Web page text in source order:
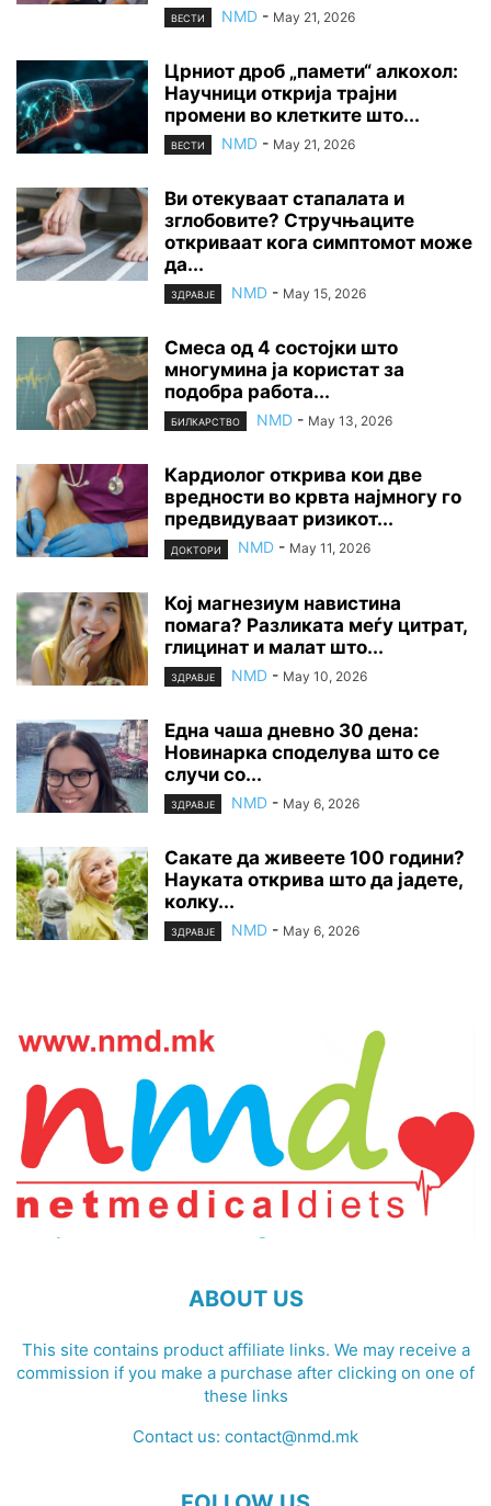
ВЕСТИ NMD - May 21, 2026
Црниот дроб „памети“ алкохол:
Научници открија трајни
промени во клетките што...
ВЕСТИ NMD - May 21, 2026
Ви отекуваат стапалата и
зглобовите? Стручњаците
откриваат кога симптомот може
да...
ЗДРАВЈЕ NMD - May 15, 2026
Смеса од 4 состојки што
многумина ја користат за
подобра работа...
БИЛКАРСТВО NMD - May 13, 2026
Кардиолог открива кои две
вредности во крвта најмногу го
предвидуваат ризикот...
ДОКТОРИ NMD - May 11, 2026
Кој магнезиум навистина
помага? Разликата меѓу цитрат,
глицинат и малат што...
ЗДРАВЈЕ NMD - May 10, 2026
Една чаша дневно 30 дена:
Новинарка споделува што се
случи со...
ЗДРАВЈЕ NMD - May 6, 2026
Сакате да живеете 100 години?
Науката открива што да јадете,
колку...
ЗДРАВЈЕ NMD - May 6, 2026
ABOUT US
This site contains product affiliate links. We may receive a
commission if you make a purchase after clicking on one of
these links
Contact us: contact@nmd.mk